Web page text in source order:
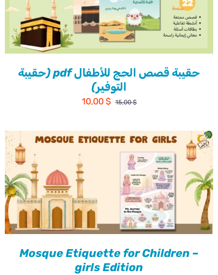
حقيبة قصص الحج للأطفال pdf (حقيبة
التوفير)
15,00$
السعر
هو:
15,00 $.
10,00$
السعر
هو:
10,00 $.
Mosque Etiquette for Children –
girls Edition